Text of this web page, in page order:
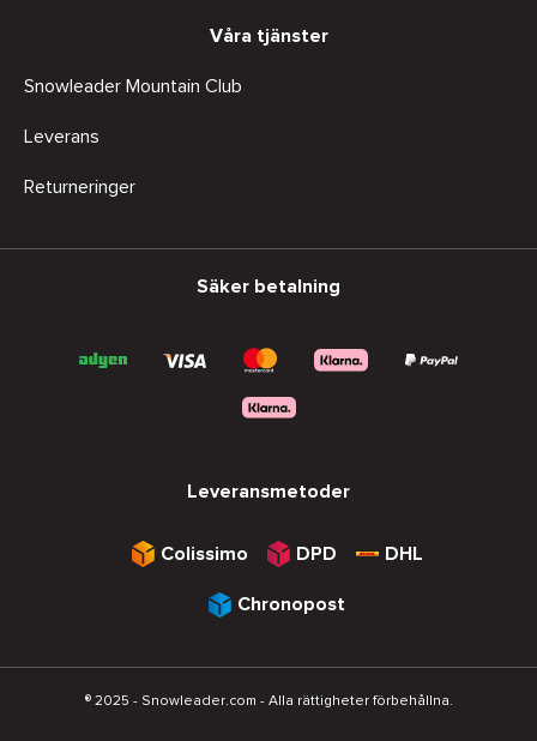
Våra tjänster
Snowleader Mountain Club
Leverans
Returneringer
Säker betalning
Leveransmetoder
Colissimo DPD DHL
Chronopost
® 2025 - Snowleader.com - Alla rättigheter förbehållna.